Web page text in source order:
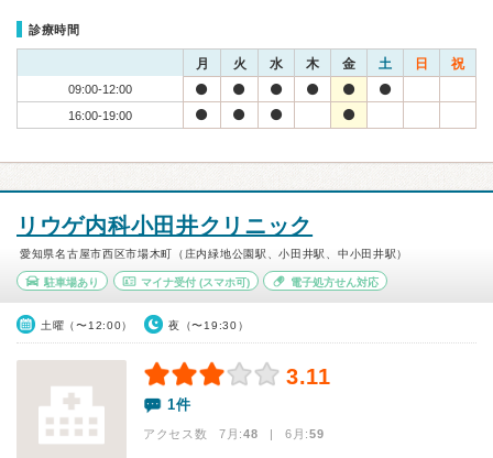
診療時間
月 火 水 木 金 土 日 祝
09:00-12:00
16:00-19:00
リウゲ内科小田井クリニック
愛知県名古屋市西区市場木町（庄内緑地公園駅、小田井駅、中小田井駅）
駐車場あり マイナ受付(スマホ可) 電子処方せん対応
土曜（〜12:00） 夜（〜19:30）
3.11
1件
アクセス数 7月:48 | 6月:59